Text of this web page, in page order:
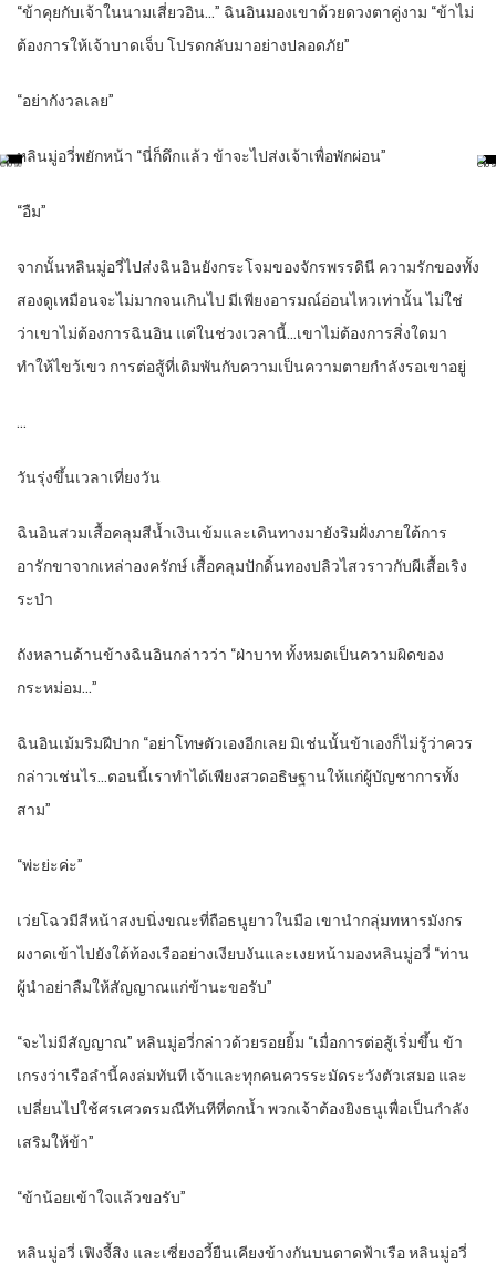
“ข้าคุยกับเจ้าในนามเสี่ยวอิน…” ฉินอินมองเขาด้วยดวงตาคู่งาม “ข้าไม่
ต้องการให้เจ้าบาดเจ็บ โปรดกลับมาอย่างปลอดภัย”
“อย่ากังวลเลย”
หลินมู่อวี่พยักหน้า “นี่ก็ดึกแล้ว ข้าจะไปส่งเจ้าเพื่อพักผ่อน”
“อืม”
จากนั้นหลินมู่อวี่ไปส่งฉินอินยังกระโจมของจักรพรรดินี ความรักของทั้ง
สองดูเหมือนจะไม่มากจนเกินไป มีเพียงอารมณ์อ่อนไหวเท่านั้น ไม่ใช่
ว่าเขาไม่ต้องการฉินอิน แต่ในช่วงเวลานี้…เขาไม่ต้องการสิ่งใดมา
ทำให้ไขว้เขว การต่อสู้ที่เดิมพันกับความเป็นความตายกำลังรอเขาอยู่
…
วันรุ่งขึ้นเวลาเที่ยงวัน
ฉินอินสวมเสื้อคลุมสีน้ำเงินเข้มและเดินทางมายังริมฝั่งภายใต้การ
อารักขาจากเหล่าองครักษ์ เสื้อคลุมปักดิ้นทองปลิวไสวราวกับผีเสื้อเริง
ระบำ
ถังหลานด้านข้างฉินอินกล่าวว่า “ฝ่าบาท ทั้งหมดเป็นความผิดของ
กระหม่อม…”
ฉินอินเม้มริมฝีปาก “อย่าโทษตัวเองอีกเลย มิเช่นนั้นข้าเองก็ไม่รู้ว่าควร
กล่าวเช่นไร…ตอนนี้เราทำได้เพียงสวดอธิษฐานให้แก่ผู้บัญชาการทั้ง
สาม”
“พ่ะย่ะค่ะ”
เว่ยโฉวมีสีหน้าสงบนิ่งขณะที่ถือธนูยาวในมือ เขานำกลุ่มทหารมังกร
ผงาดเข้าไปยังใต้ท้องเรืออย่างเงียบงันและเงยหน้ามองหลินมู่อวี่ “ท่าน
ผู้นำอย่าลืมให้สัญญาณแก่ข้านะขอรับ”
“จะไม่มีสัญญาณ” หลินมู่อวี่กล่าวด้วยรอยยิ้ม “เมื่อการต่อสู้เริ่มขึ้น ข้า
เกรงว่าเรือลำนี้คงล่มทันที เจ้าและทุกคนควรระมัดระวังตัวเสมอ และ
เปลี่ยนไปใช้ศรเศวตรมณีทันทีที่ตกน้ำ พวกเจ้าต้องยิงธนูเพื่อเป็นกำลัง
เสริมให้ข้า”
“ข้าน้อยเข้าใจแล้วขอรับ”
หลินมู่อวี่ เฟิงจี้สิง และเซี่ยงอวี้ยืนเคียงข้างกันบนดาดฟ้าเรือ หลินมู่อวี่